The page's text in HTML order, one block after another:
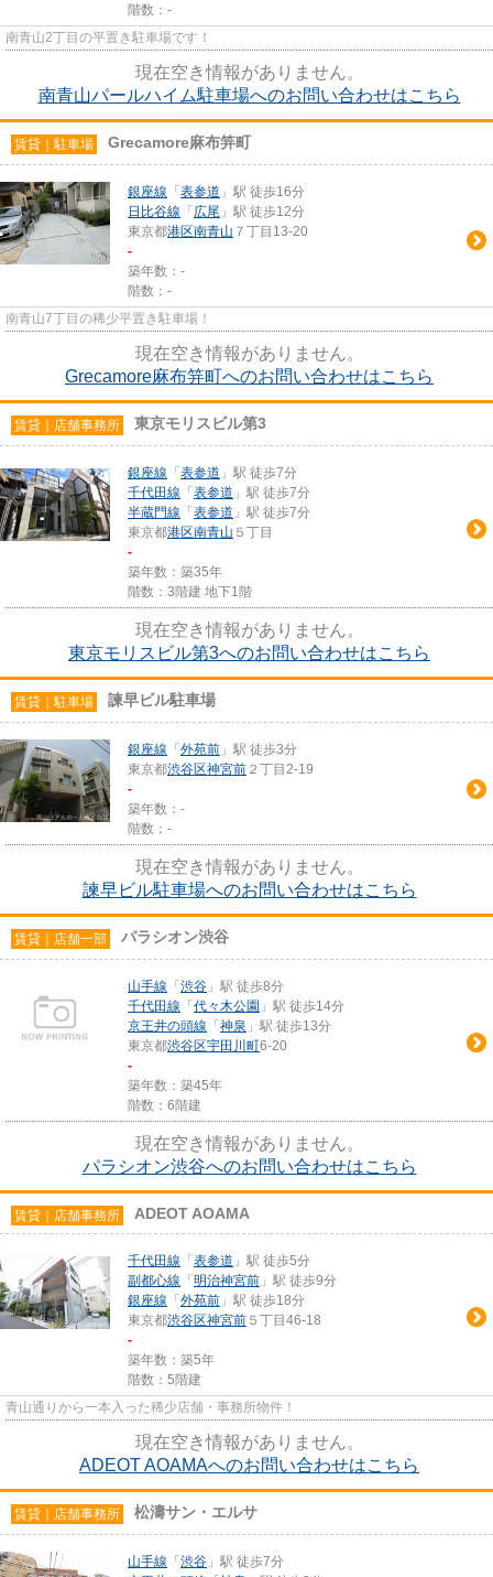
階数：-
南青山2丁目の平置き駐車場です！
現在空き情報がありません。
南青山パールハイム駐車場へのお問い合わせはこちら
賃貸｜駐車場 Grecamore麻布笄町
銀座線 「 表参道 」駅 徒歩16分
日比谷線 「 広尾 」駅 徒歩12分
東京都港区南青山 ７丁目13-20
-
築年数：-
階数：-
南青山7丁目の稀少平置き駐車場！
現在空き情報がありません。
Grecamore麻布笄町へのお問い合わせはこちら
賃貸｜店舗事務所 東京モリスビル第3
銀座線 「 表参道 」駅 徒歩7分
千代田線 「 表参道 」駅 徒歩7分
半蔵門線 「 表参道 」駅 徒歩7分
東京都港区南青山 ５丁目
-
築年数：築35年
階数：3階建 地下1階
現在空き情報がありません。
東京モリスビル第3へのお問い合わせはこちら
賃貸｜駐車場 諫早ビル駐車場
銀座線 「 外苑前 」駅 徒歩3分
東京都渋谷区神宮前 ２丁目2-19
-
築年数：-
階数：-
現在空き情報がありません。
諫早ビル駐車場へのお問い合わせはこちら
賃貸｜店舗一部 パラシオン渋谷
山手線 「 渋谷 」駅 徒歩8分
千代田線 「 代々木公園 」駅 徒歩14分
京王井の頭線 「 神泉 」駅 徒歩13分
東京都渋谷区宇田川町6-20
-
築年数：築45年
階数：6階建
現在空き情報がありません。
パラシオン渋谷へのお問い合わせはこちら
賃貸｜店舗事務所 ADEOT AOAMA
千代田線 「 表参道 」駅 徒歩5分
副都心線 「 明治神宮前 」駅 徒歩9分
銀座線 「 外苑前 」駅 徒歩18分
東京都渋谷区神宮前 ５丁目46-18
-
築年数：築5年
階数：5階建
青山通りから一本入った稀少店舗・事務所物件！
現在空き情報がありません。
ADEOT AOAMAへのお問い合わせはこちら
賃貸｜店舗事務所 松濤サン・エルサ
山手線 「 渋谷 」駅 徒歩7分